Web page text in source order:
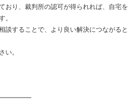
おり、裁判所の認可が得られれば、自宅を
。
談することで、より良い解決につながると
い。